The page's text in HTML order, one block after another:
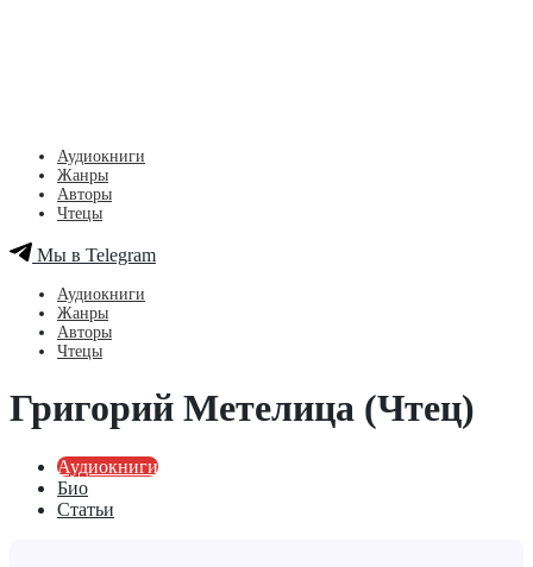
Аудиокниги
Жанры
Авторы
Чтецы
Мы в Telegram
Аудиокниги
Жанры
Авторы
Чтецы
Григорий Метелица (Чтец)
Аудиокниги
Био
Статьи